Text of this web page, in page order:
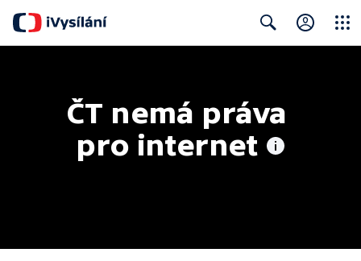
ČT nemá práva
pro internet